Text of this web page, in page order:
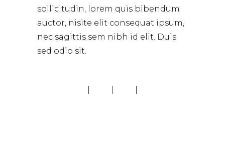
sollicitudin, lorem quis bibendum
auctor, nisite elit consequat ipsum,
nec sagittis sem nibh id elit. Duis
sed odio sit.